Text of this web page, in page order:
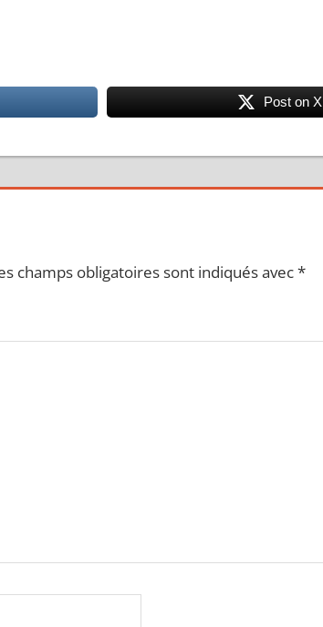
Post on X
champs obligatoires sont indiqués avec*